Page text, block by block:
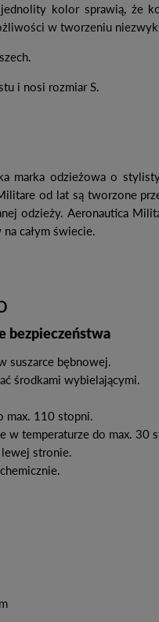
kolor sprawią, że
w tworzeniu
i nosi rozmiar S.
marka odzieżowa o
od lat są tworzone
odzieży. Aeronautica
całym świecie.
bezpieczeństwa
suszarce bębnowej.
środkami wybielającymi.
max. 110 stopni.
w temperaturze do max. 30
lewej stronie.